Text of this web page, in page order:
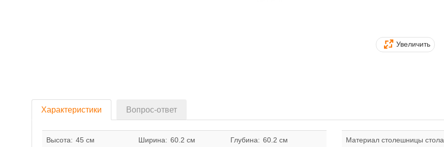
Увеличить
Характеристики Вопрос-ответ
Высота: 45 см Ширина: 60.2 см Глубина: 60.2 см Материал столешницы стола